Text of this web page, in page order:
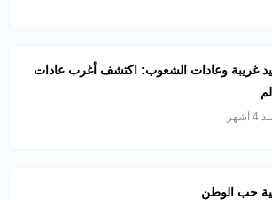
غريبة وعادات الشعوب: اكتشف أغرب عادات
أشهر
حب الوطن